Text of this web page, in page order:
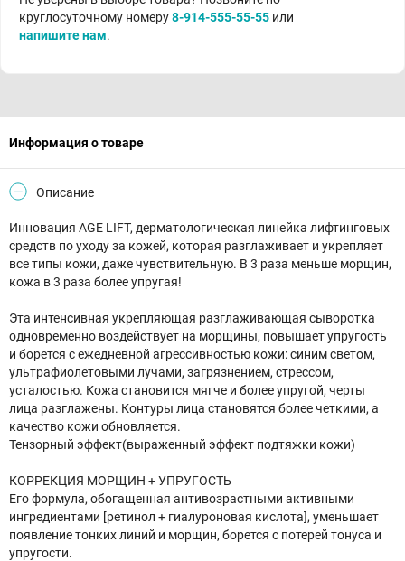
круглосуточному номеру8-914-555-55-55 или
напишите нам.
Информация о товаре
Описание
Инновация AGE LIFT, дерматологическая линейка лифтинговых
средств по уходу за кожей, которая разглаживает и укрепляет
все типы кожи, даже чувствительную. В 3 раза меньше морщин,
кожа в 3 раза более упругая!
Эта интенсивная укрепляющая разглаживающая сыворотка
одновременно воздействует на морщины, повышает упругость
и борется с ежедневной агрессивностью кожи: синим светом,
ультрафиолетовыми лучами, загрязнением, стрессом,
усталостью. Кожа становится мягче и более упругой, черты
лица разглажены. Контуры лица становятся более четкими, а
качество кожи обновляется.
Тензорный эффект(выраженный эффект подтяжки кожи)
КОРРЕКЦИЯ МОРЩИН + УПРУГОСТЬ
Его формула, обогащенная антивозрастными активными
ингредиентами [ретинол + гиалуроновая кислота], уменьшает
появление тонких линий и морщин, борется с потерей тонуса и
упругости.